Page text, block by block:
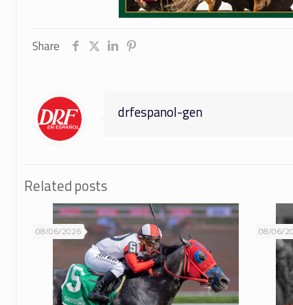
Share
drfespanol-gen
Related posts
08/06/2026 08/06/